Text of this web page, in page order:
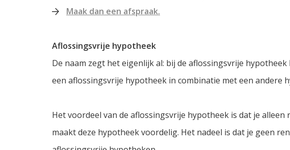
Maak dan een afspraak.
Aflossingsvrije hypotheek
De naam zegt het eigenlijk al: bij de aflossingsvrije
een aflossingsvrije hypotheek in combinatie met een andere
Het voordeel van de aflossingsvrije hypotheek is dat je
maakt deze hypotheek voordelig. Het nadeel is dat je geen